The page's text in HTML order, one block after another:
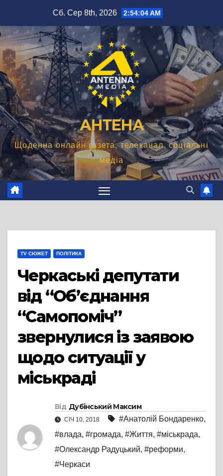
вмісту
Сб. Сер 8th, 2026 2:54:05 AM
АНТЕНА
Щоденна онлайн газета, телеканал, соціальні
медіа
TV СЮЖЕТ ПОЛІТИКА
Черкаські депутати
від “Об’єднання
“Самопоміч”
звернулися із заявою
щодо ситуації у
міськраді
Від Дубінський Максим
СІЧ 10, 2018 #Анатолій Бондаренко,
#влада, #громада, #Життя, #міськрада,
#Олександр Радуцький, #реформи,
#Черкаси